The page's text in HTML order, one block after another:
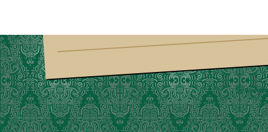
Suria